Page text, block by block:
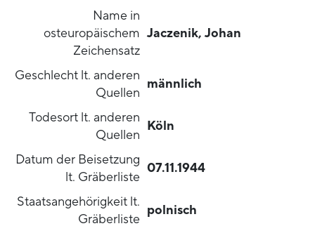
Name in
osteuropäischem
Zeichensatz
Jaczenik, Johan
Geschlecht lt. anderen
Quellen
männlich
Todesort lt. anderen
Quellen
Köln
Datum der Beisetzung
lt. Gräberliste
07.11.1944
Staatsangehörigkeit lt.
Gräberliste
polnisch